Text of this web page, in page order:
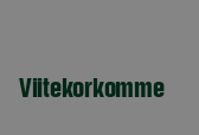
Viitekorkomme